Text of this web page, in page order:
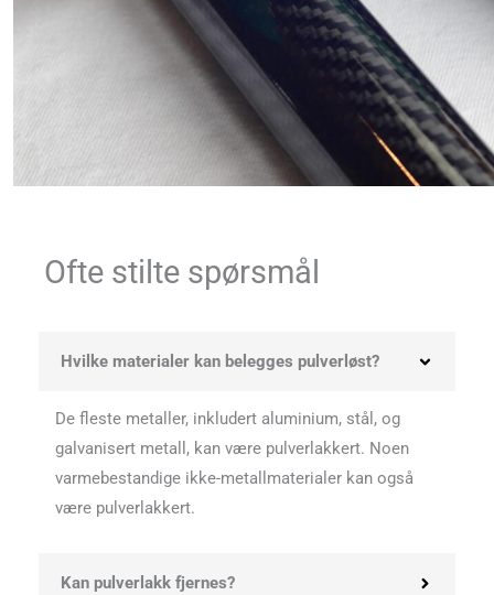
Ofte stilte spørsmål
Hvilke materialer kan belegges pulverløst?
De fleste metaller, inkludert aluminium, stål, og
galvanisert metall, kan være pulverlakkert. Noen
varmebestandige ikke-metallmaterialer kan også
være pulverlakkert.
Kan pulverlakk fjernes?